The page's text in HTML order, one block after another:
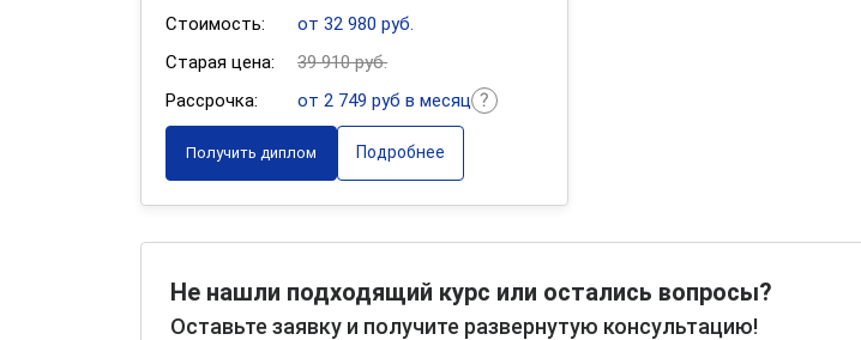
Стоимость:
от 32 980 руб.
Старая цена:
39 910 руб.
Рассрочка:
от 2 749 руб в месяц
Получить диплом Подробнее
Не нашли подходящий курс или остались вопросы?
Оставьте заявку и получите развернутую консультацию!